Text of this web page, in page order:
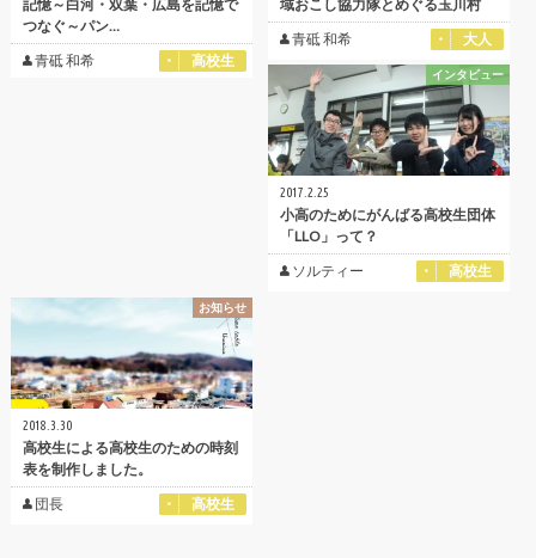
記憶～白河・双葉・広島を記憶で
つなぐ～パン…
青砥 和希
高校生
域おこし協力隊とめぐる玉川村
青砥 和希
大人
インタビュー
2017.2.25
小高のためにがんばる高校生団体
「LLO」って？
ソルティー
高校生
お知らせ
2018.3.30
高校生による高校生のための時刻
表を制作しました。
団長
高校生